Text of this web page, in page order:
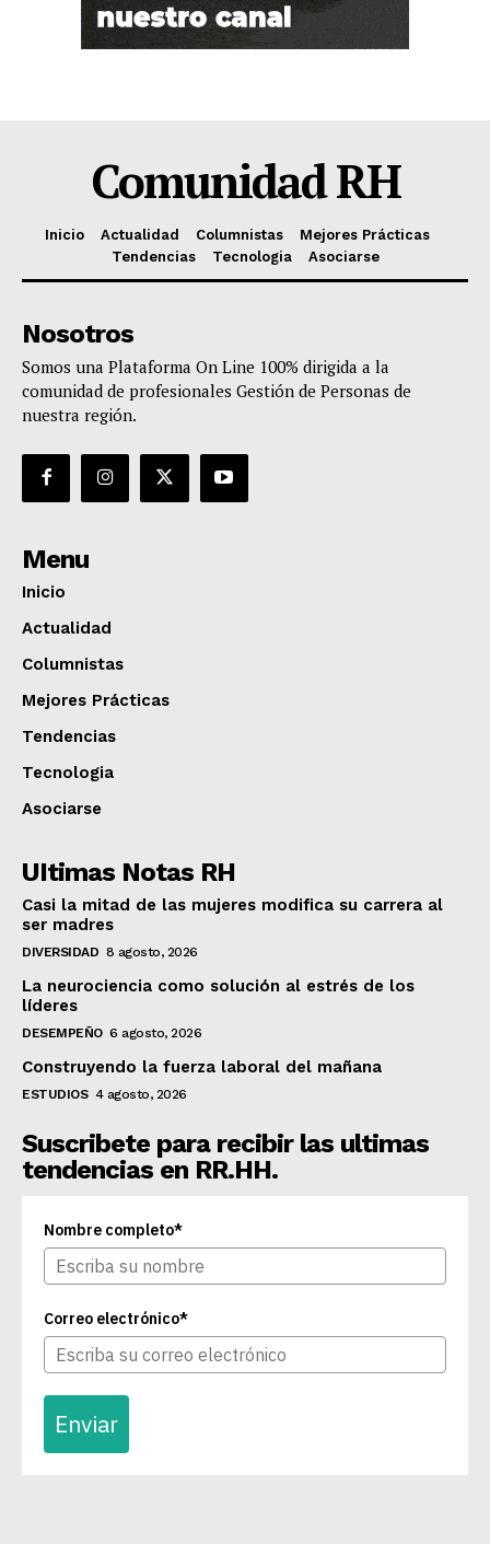
Comunidad RH
Inicio Actualidad Columnistas
Mejores Prácticas
Tendencias
Tecnologia Asociarse
Nosotros
Somos una Plataforma On Line 100% dirigida a la
comunidad de profesionales Gestión de Personas de
nuestra región.
Menu
Inicio
Actualidad
Columnistas
Mejores Prácticas
Tendencias
Tecnologia
Asociarse
UItimas Notas RH
Casi la mitad de las mujeres modifica su carrera al
ser madres
DIVERSIDAD 8 agosto, 2026
La neurociencia como solución al estrés de los
líderes
DESEMPEÑO 6 agosto, 2026
Construyendo la fuerza laboral del mañana
ESTUDIOS 4 agosto, 2026
Suscribete para recibir las ultimas
tendencias en RR.HH.
Nombre completo*
Correo electrónico*
Enviar